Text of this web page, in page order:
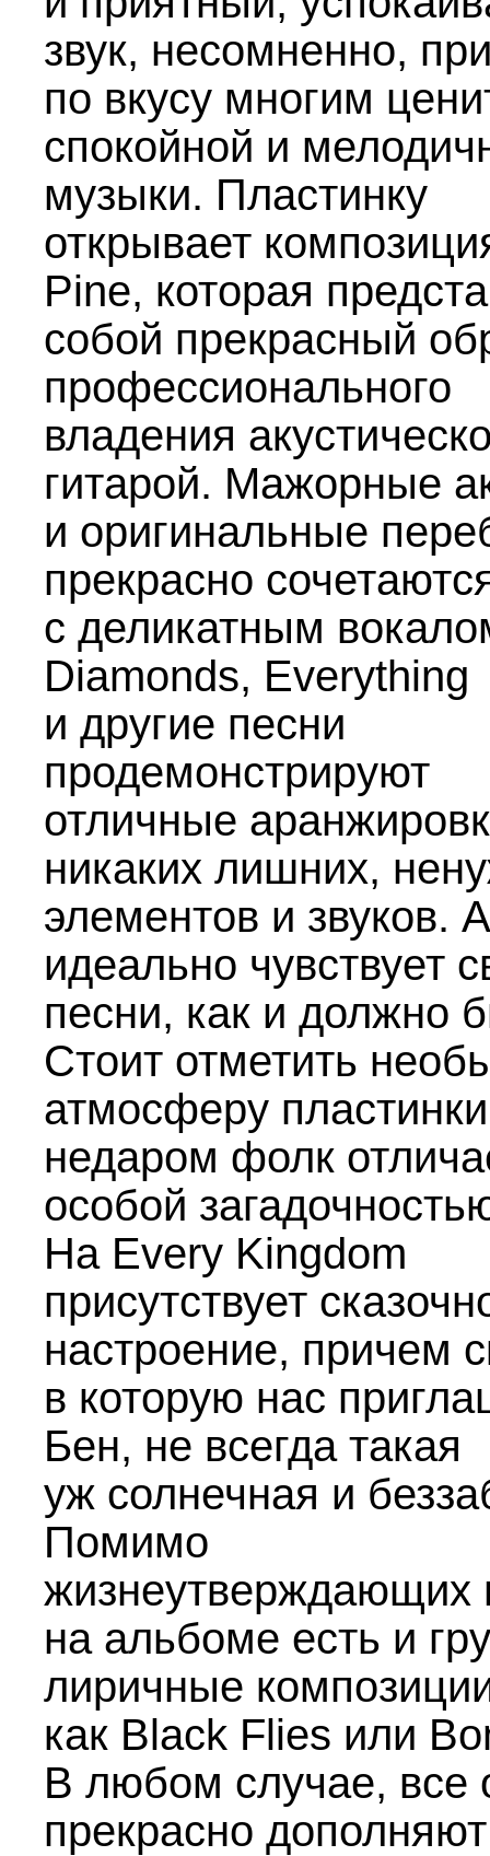
звук, несомненно,
по вкусу многим
спокойной и
музыки. Пластинку
открывает
Pine, которая
собой прекрасный
профессионального
владения
гитарой. Мажорные
и оригинальные
прекрасно
с деликатным
Diamonds, Everything
и другие песни
продемонстрируют
отличные
никаких лишних,
элементов и звуков.
идеально чувствует
песни, как и должно
Стоит отметить
атмосферу
недаром фолк
особой
На Every Kingdom
присутствует
настроение, причем
в которую нас
Бен, не всегда такая
уж солнечная и
Помимо
жизнеутверждающих
на альбоме есть и
лиричные
как Black Flies или
В любом случае, все
прекрасно